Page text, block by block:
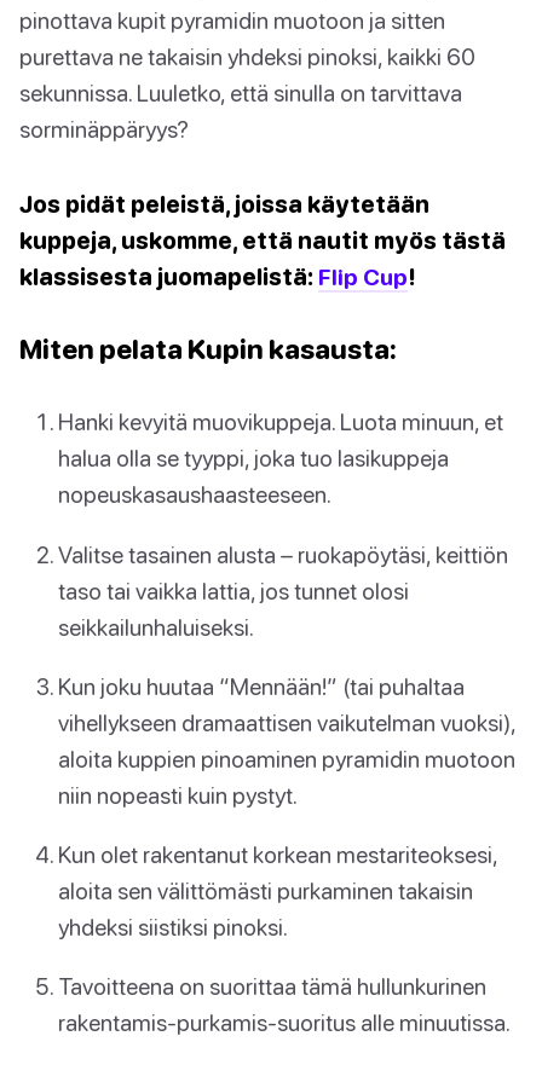
pinottava kupit pyramidin muotoon ja sitten
purettava ne takaisin yhdeksi pinoksi, kaikki 60
sekunnissa. Luuletko, että sinulla on tarvittava
sorminäppäryys?
Jos pidät peleistä, joissa käytetään
kuppeja, uskomme, että nautit myös tästä
klassisesta juomapelistä: Flip Cup!
Miten pelata Kupin kasausta:
Hanki kevyitä muovikuppeja. Luota minuun, et
halua olla se tyyppi, joka tuo lasikuppeja
nopeuskasaushaasteeseen.
Valitse tasainen alusta – ruokapöytäsi, keittiön
taso tai vaikka lattia, jos tunnet olosi
seikkailunhaluiseksi.
Kun joku huutaa “Mennään!” (tai puhaltaa
vihellykseen dramaattisen vaikutelman vuoksi),
aloita kuppien pinoaminen pyramidin muotoon
niin nopeasti kuin pystyt.
Kun olet rakentanut korkean mestariteoksesi,
aloita sen välittömästi purkaminen takaisin
yhdeksi siistiksi pinoksi.
Tavoitteena on suorittaa tämä hullunkurinen
rakentamis-purkamis-suoritus alle minuutissa.